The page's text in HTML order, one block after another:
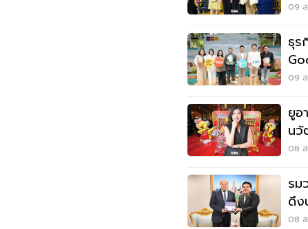
09
ธุร
09
ยูอ
นวั
08
รม
ดึง
08